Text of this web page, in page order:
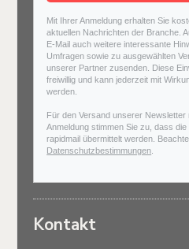
Mit Ihrer Anmeldung erhalten Sie
aktuellen Nachrichten der Branche.
E-Mail auch weitere interessante
Umfragen sowie zu ausgewählten
unserer Partner zusenden. Diese
freiwillig und kann jederzeit mit
werden.
Für den Versand unserer
Anmeldung stimmen Sie zu, dass
rapidmail übermittelt werden.
Datenschutzbestimmungen
Kontakt